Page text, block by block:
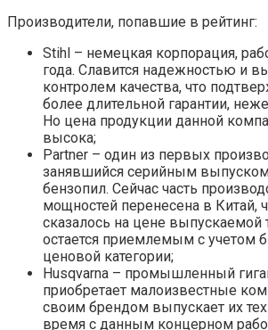
Производители, попавшие в рейтинг:
Stihl – немецкая корпорация,
года. Славится надежностью и
контролем качества, что
более длительной гарантии,
Но цена продукции данной
высока;
Partner – один из первых
занявшийся серийным
бензопил. Сейчас часть
мощностей перенесена в Китай,
сказалось на цене выпускаемой
остается приемлемым с учетом
ценовой категории;
Husqvarna – промышленный
приобретает малоизвестные
своим брендом выпускает их
время с данным концерном